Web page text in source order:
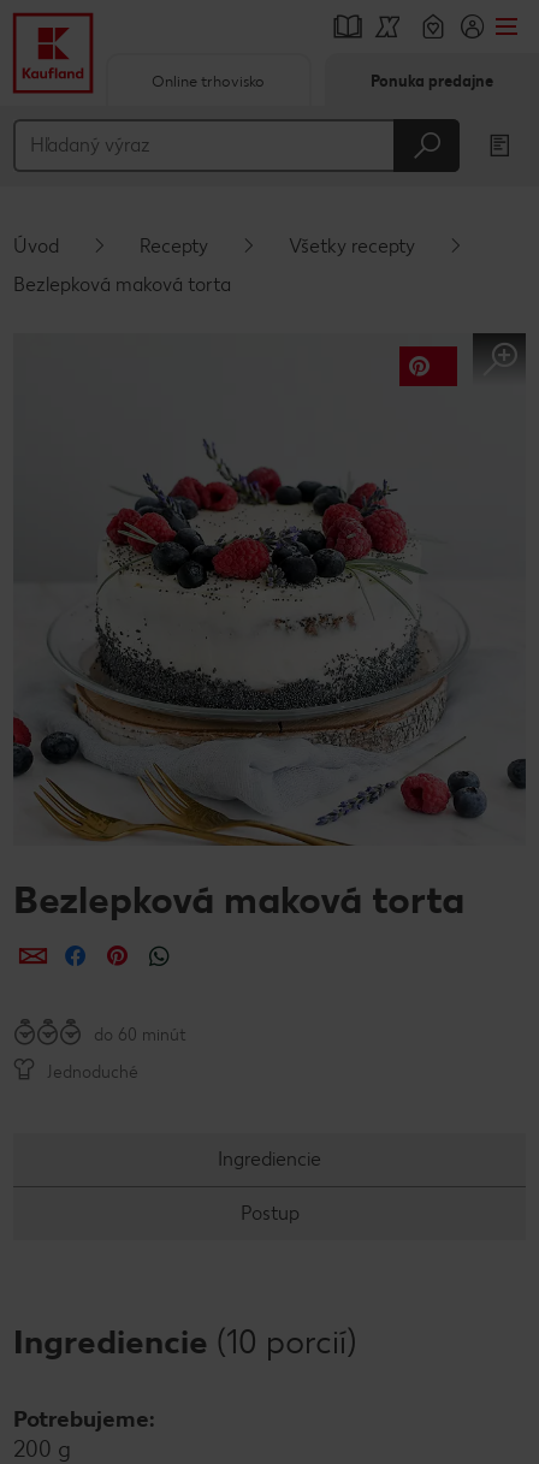
Hlavný obsah
Vyskakovací bočný panel
Online trhovisko Ponuka predajne
Úvod Recepty
Všetky recepty
Bezlepková maková torta
Bezlepková maková torta
ZdieľaťZdieľaťZdieľať
do 60 minút
Jednoduché
Ingrediencie
Postup
Ingrediencie (10 porcií)
Potrebujeme:
200 g